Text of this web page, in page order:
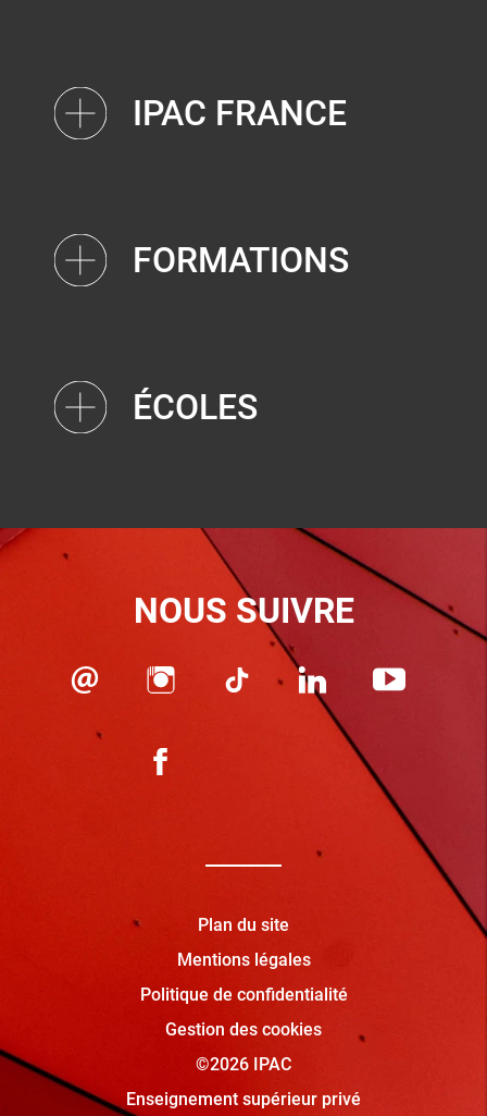
IPAC FRANCE
FORMATIONS
ÉCOLES
NOUS SUIVRE
Plan du site
Mentions légales
Politique de confidentialité
Gestion des cookies
©2026 IPAC
Enseignement supérieur privé